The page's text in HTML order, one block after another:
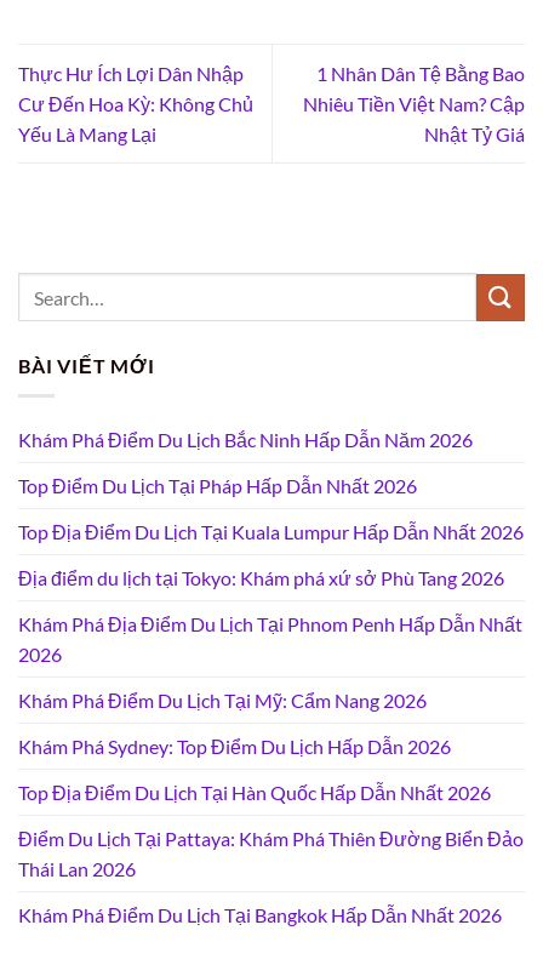
Thực Hư Ích Lợi Dân Nhập
Cư Đến Hoa Kỳ: Không Chủ
Yếu Là Mang Lại
1 Nhân Dân Tệ Bằng Bao
Nhiêu Tiền Việt Nam? Cập
Nhật Tỷ Giá
BÀI VIẾT MỚI
Khám Phá Điểm Du Lịch Bắc Ninh Hấp Dẫn Năm 2026
Top Điểm Du Lịch Tại Pháp Hấp Dẫn Nhất 2026
Top Địa Điểm Du Lịch Tại Kuala Lumpur Hấp Dẫn Nhất 2026
Địa điểm du lịch tại Tokyo: Khám phá xứ sở Phù Tang 2026
Khám Phá Địa Điểm Du Lịch Tại Phnom Penh Hấp Dẫn Nhất
2026
Khám Phá Điểm Du Lịch Tại Mỹ: Cẩm Nang 2026
Khám Phá Sydney: Top Điểm Du Lịch Hấp Dẫn 2026
Top Địa Điểm Du Lịch Tại Hàn Quốc Hấp Dẫn Nhất 2026
Điểm Du Lịch Tại Pattaya: Khám Phá Thiên Đường Biển Đảo
Thái Lan 2026
Khám Phá Điểm Du Lịch Tại Bangkok Hấp Dẫn Nhất 2026